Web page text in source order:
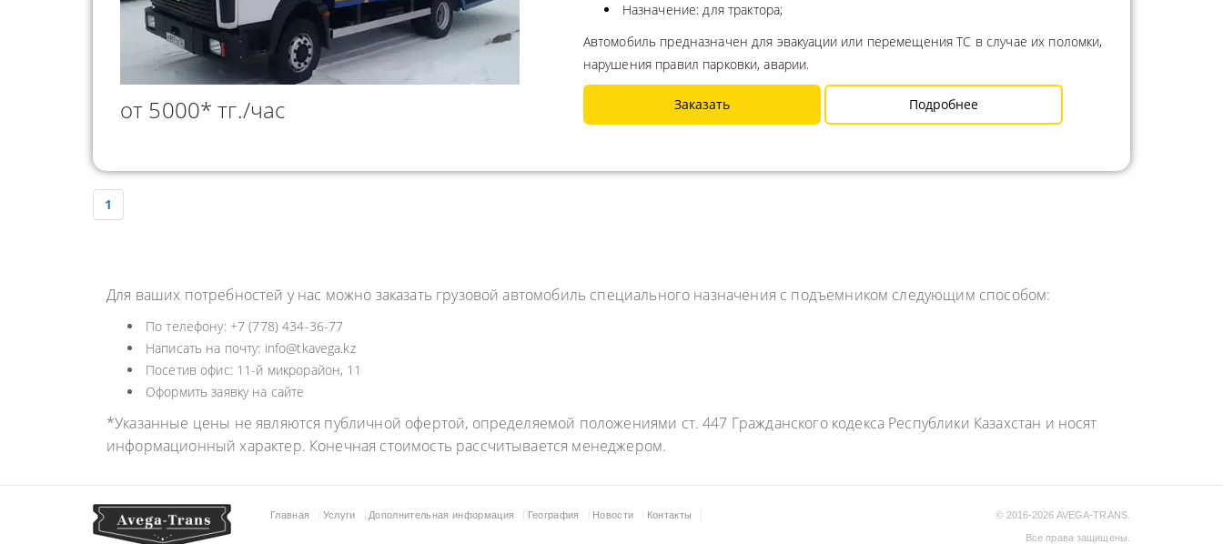
от 5000* тг./час
Назначение: для трактора;
Автомобиль предназначен для эвакуации или перемещения ТС в случае их поломки,
нарушения правил парковки, аварии.
Заказать Подробнее
1
Для ваших потребностей у нас можно заказать грузовой автомобиль специального назначения с подъемником следующим способом:
По телефону: +7 (778) 434-36-77
Написать на почту: info@tkavega.kz
Посетив офис: 11-й микрорайон, 11
Оформить заявку на сайте
*Указанные цены не являются публичной офертой, определяемой положениями ст. 447 Гражданского кодекса Республики Казахстан и носят
информационный характер. Конечная стоимость рассчитывается менеджером.
Главная Услуги Дополнительная информация География Новости Контакты © 2016-2026 AVEGA-TRANS.
Все права защищены.